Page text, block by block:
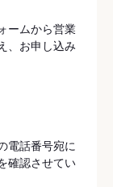
ームから営業
、お申し込み
電話番号宛に
確認させてい